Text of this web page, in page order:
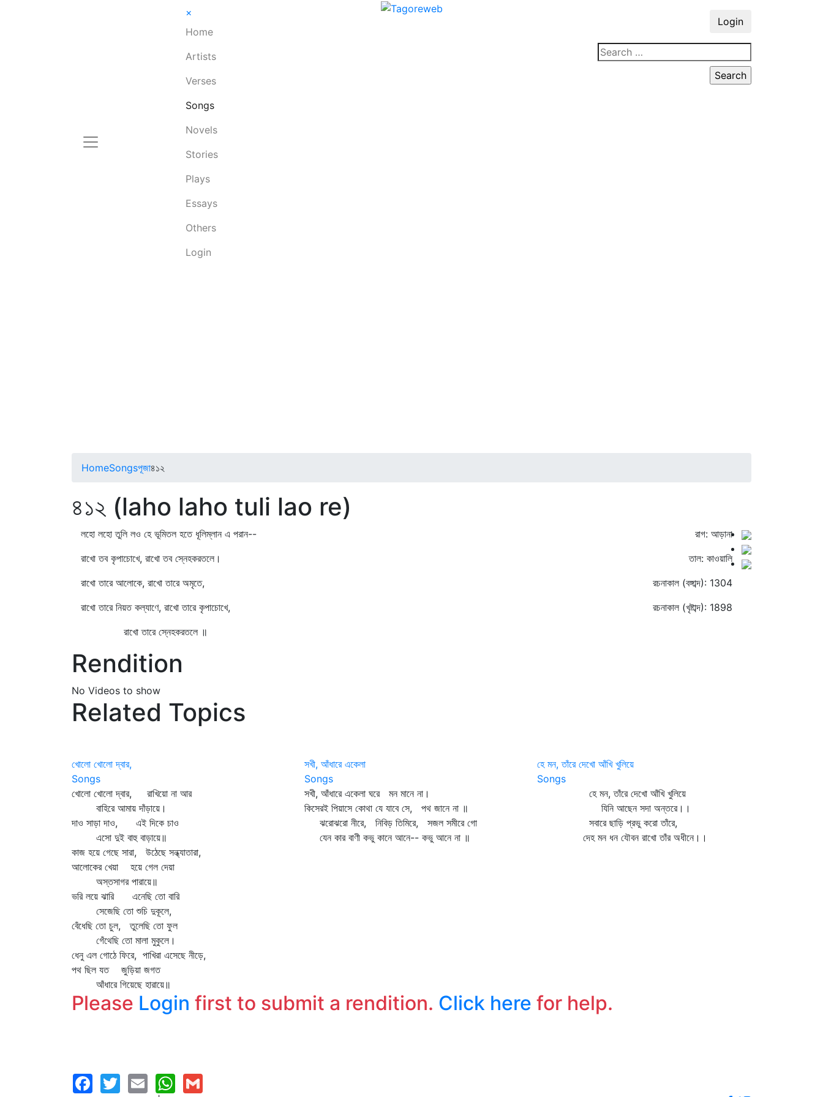
×
Home
Artists
Verses
Songs
Novels
Stories
Plays
Essays
Others
Login
Login
HomeSongsপূজা৪১২
৪১২ (laho laho tuli lao re)
লহো লহো তুলি লও হে ভূমিতল হতে ধূলিম্লান এ পরান--
রাখো তব কৃপাচোখে, রাখো তব স্নেহকরতলে।
রাখো তারে আলোকে, রাখো তারে অমৃতে,
রাখো তারে নিয়ত কল্যাণে, রাখো তারে কৃপাচোখে,
রাখো তারে স্নেহকরতলে ॥
রাগ: আড়ানা
তাল: কাওয়ালি
রচনাকাল (বঙ্গাব্দ): 1304
রচনাকাল (খৃষ্টাব্দ): 1898
Rendition
No Videos to show
Related Topics
খোলো খোলো দ্বার,
Songs
খোলো খোলো দ্বার, রাখিয়ো না আর
বাহিরে আমায় দাঁড়ায়ে।
দাও সাড়া দাও, এই দিকে চাও
এসো দুই বাহু বাড়ায়ে॥
কাজ হয়ে গেছে সারা, উঠেছে সন্ধ্যাতারা,
আলোকের খেয়া হয়ে গেল দেয়া
অস্তসাগর পারায়ে॥
ভরি লয়ে ঝারি এনেছি তো বারি
সেজেছি তো শুচি দুকূলে,
বেঁধেছি তো চুল, তুলেছি তো ফুল
গেঁথেছি তো মালা মুকুলে।
ধেনু এল গোঠে ফিরে, পাখিরা এসেছে নীড়ে,
পথ ছিল যত জুড়িয়া জগত
আঁধারে গিয়েছে হারায়ে॥
সখী, আঁধারে একেলা
Songs
সখী, আঁধারে একেলা ঘরে মন মানে না।
কিসেরই পিয়াসে কোথা যে যাবে সে, পথ জানে না ॥
ঝরোঝরো নীরে, নিবিড় তিমিরে, সজল সমীরে গো
যেন কার বাণী কভু কানে আনে-- কভু আনে না ॥
হে মন, তাঁরে দেখো আঁখি খুলিয়ে
Songs
হে মন, তাঁরে দেখো আঁখি খুলিয়ে
যিনি আছেন সদা অন্তরে।।
সবারে ছাড়ি প্রভু করো তাঁরে,
দেহ মন ধন যৌবন রাখো তাঁর অধীনে।।
Please Login first to submit a rendition. Click here for help.